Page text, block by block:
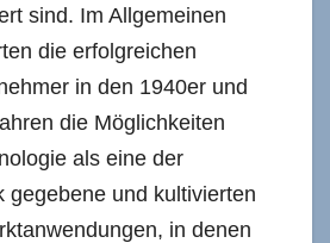
sind. Im Allgemeinen
die erfolgreichen
in den 1940er und
die Möglichkeiten
als eine der
gegebene und kultivierten
in denen